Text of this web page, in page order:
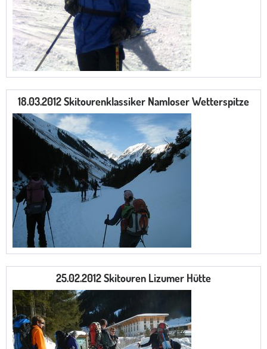
18.03.2012 Skitourenklassiker Namloser Wetterspitze
25.02.2012 Skitouren Lizumer Hütte